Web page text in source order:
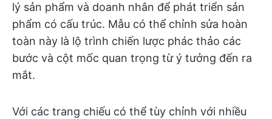
lý sản phẩm và doanh nhân để phát triển sản
phẩm có cấu trúc. Mẫu có thể chỉnh sửa hoàn
toàn này là lộ trình chiến lược phác thảo các
bước và cột mốc quan trọng từ ý tưởng đến ra
mắt.
Với các trang chiếu có thể tùy chỉnh với nhiều